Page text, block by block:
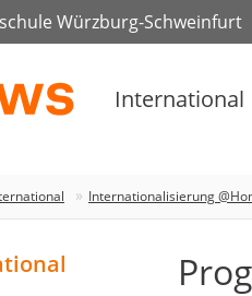
Würzburg-Schweinfurt
International
Internationalisierung